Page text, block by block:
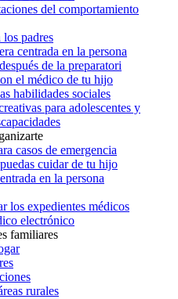
del comportamiento
los padres
centrada en la persona
de la preparatori
el médico de tu hijo
habilidades sociales
para adolescentes y
casos de emergencia
cuidar de tu hijo
en la persona
los expedientes médicos
electrónico
familiares
rurales